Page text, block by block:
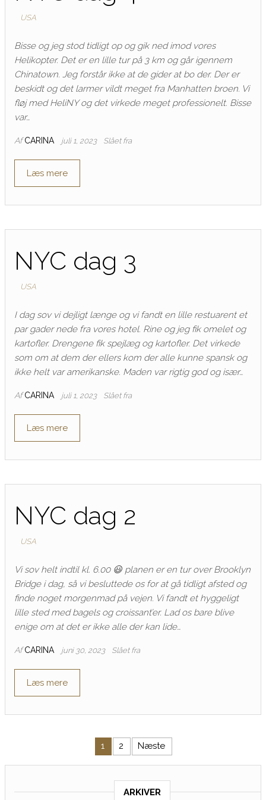
USA
Bisse og jeg stod tidligt op og gik ned imod vores
Helikopter. Det er en lille tur på 3 km og går igennem
Chinatown. Jeg forstår ikke at de gider at bo der. Der er
beskidt og det larmer vildt meget fra Manhatten broen. Vi
fløj med HeliNY og det virkede meget professionelt. Bisse
var…
Af CARINA juli 1, 2023 Slået fra
Læs mere
NYC dag 3
USA
I dag sov vi dejligt længe og vi fandt en lille restuarent et
par gader nede fra vores hotel. Rine og jeg fik omelet og
kartofler. Drengene fik spejlæg og kartofler. Det virkede
som om at dem der ellers kom der alle kunne spansk og
ikke helt var amerikanske. Maden var rigtig god og især…
Af CARINA juli 1, 2023 Slået fra
Læs mere
NYC dag 2
USA
Vi sov helt indtil kl. 6.00 😃 planen er en tur over Brooklyn
Bridge i dag, så vi besluttede os for at gå tidligt afsted og
finde noget morgenmad på vejen. Vi fandt et hyggeligt
lille sted med bagels og croissant’er. Lad os bare blive
enige om at det er ikke alle der kan lide…
Af CARINA juni 30, 2023 Slået fra
Læs mere
Indlægsinddeling
1 2 Næste
ARKIVER